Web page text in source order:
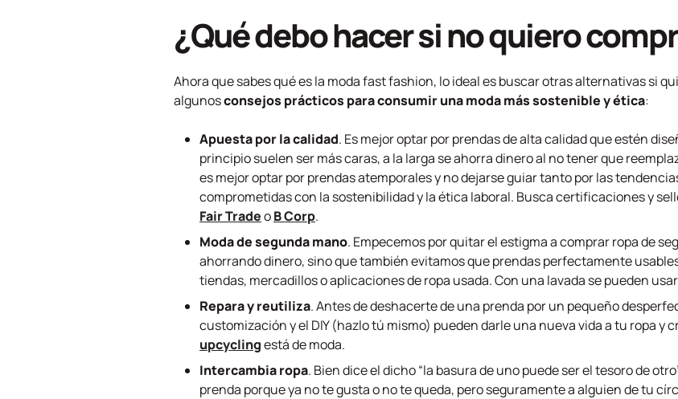
¿Qué debo hacer si no quiero
Ahora que sabes qué es la moda fast fashion, lo ideal es buscar otras alternativas si
algunosconsejos prácticos para consumir una moda más sostenible y ética:
Apuesta por la calidad. Es mejor optar por prendas de alta calidad que estén
principio suelen ser más caras, a la larga se ahorra dinero al no tener que
es mejor optar por prendas atemporales y no dejarse guiar tanto por las
comprometidas con la sostenibilidad y la ética laboral. Busca certificaciones y
Fair TradeoB Corp.
Moda de segunda mano. Empecemos por quitar el estigma a comprar ropa de
ahorrando dinero, sino que también evitamos que prendas perfectamente
tiendas, mercadillos o aplicaciones de ropa usada. Con una lavada se pueden
Repara y reutiliza. Antes de deshacerte de una prenda por un pequeño
customización y el DIY (hazlo tú mismo) pueden darle una nueva vida a tu ropa y
upcyclingestá de moda.
Intercambia ropa. Bien dice el dicho “la basura de uno puede ser el tesoro de
prenda porque ya no te gusta o no te queda, pero seguramente a alguien de tu